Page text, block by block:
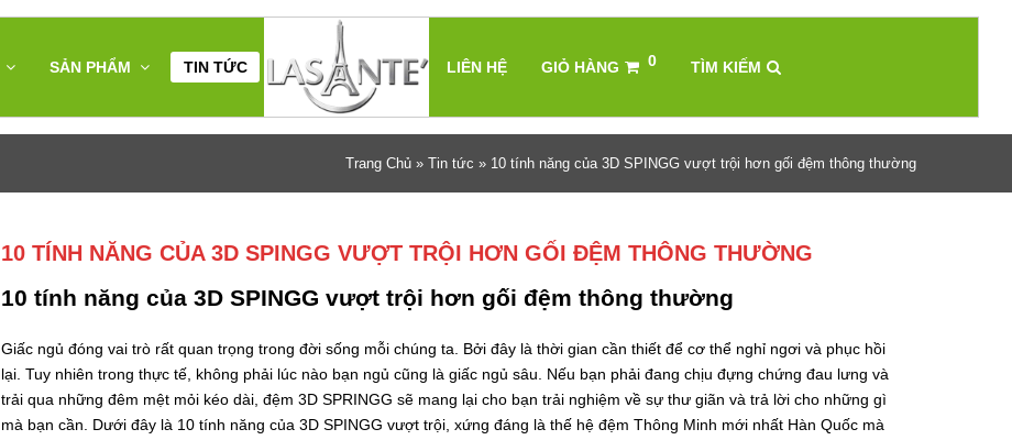
SẢN PHẨM TIN TỨC LIÊN HỆ 0
Trang Chủ » Tin tức » 10 tính năng của 3D SPINGG vượt trội hơn gối đệm thông thường
10 TÍNH NĂNG CỦA 3D SPINGG VƯỢT TRỘI HƠN GỐI ĐỆM THÔNG THƯỜNG
10 tính năng của 3D SPINGG vượt trội hơn gối đệm thông thường
Giấc ngủ đóng vai trò rất quan trọng trong đời sống mỗi chúng ta. Bởi đây là thời gian cần thiết để cơ thể nghỉ ngơi và phục hồi
lại. Tuy nhiên trong thực tế, không phải lúc nào bạn ngủ cũng là giấc ngủ sâu. Nếu bạn phải đang chịu đựng chứng đau lưng và
trải qua những đêm mệt mỏi kéo dài, đệm 3D SPRINGG sẽ mang lại cho bạn trải nghiệm về sự thư giãn và trả lời cho những gì
mà bạn cần. Dưới đây là 10 tính năng của 3D SPINGG vượt trội, xứng đáng là thế hệ đệm Thông Minh mới nhất Hàn Quốc mà